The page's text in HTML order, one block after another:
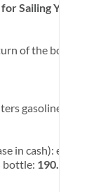
Sailing Yachts if
of the boat.
gasoline:
in cash): end
bottle: 190.00 € per